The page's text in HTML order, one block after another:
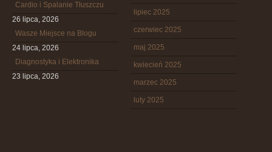
Cardio i Spalanie Tłuszczu
26 lipca, 2026
Wasze Miejsce na Blogu
24 lipca, 2026
Diagnostyka i Elektronika
23 lipca, 2026
lipiec 2025
czerwiec 2025
maj 2025
kwiecień 2025
marzec 2025
luty 2025